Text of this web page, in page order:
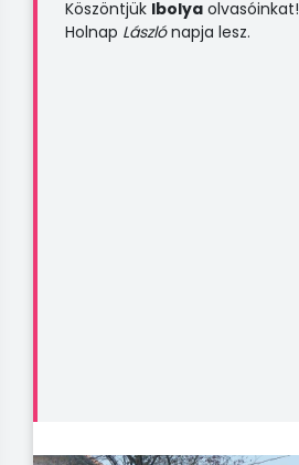
Köszöntjük Ibolya olvasóinkat!
Holnap Lászlónapja lesz.